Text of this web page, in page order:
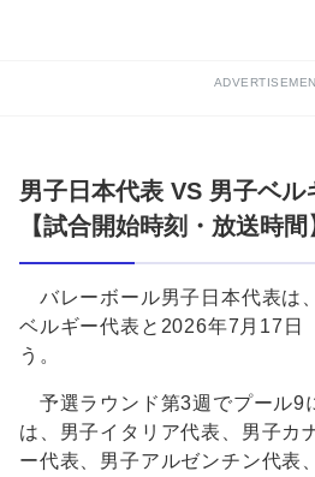
男子日本代表 VS 男子ベル
【試合開始時刻・放送時間
バレーボール男子日本代表は
ベルギー代表と2026年7月17日
う。
予選ラウンド第3週でプール9
は、男子イタリア代表、男子カ
ー代表、男子アルゼンチン代表